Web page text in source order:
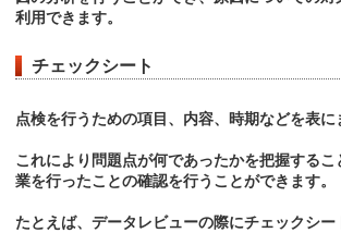
利用できます。
チェックシート
点検を行うための項目、内容、時期などを表に
これにより問題点が何であったかを把握する
業を行ったことの確認を行うことができます。
たとえば、データレビューの際にチェックシ